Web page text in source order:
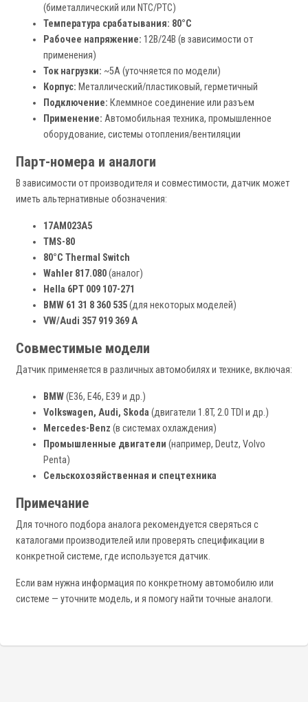
(биметаллический или NTC/PTC)
Температура срабатывания: 80°C
Рабочее напряжение: 12В/24В (в зависимости от
применения)
Ток нагрузки: ~5А (уточняется по модели)
Корпус: Металлический/пластиковый, герметичный
Подключение: Клеммное соединение или разъем
Применение: Автомобильная техника, промышленное
оборудование, системы отопления/вентиляции
Парт-номера и аналоги
В зависимости от производителя и совместимости, датчик может
иметь альтернативные обозначения:
17AM023A5
TMS-80
80°C Thermal Switch
Wahler 817.080(аналог)
Hella 6PT 009 107-271
BMW 61 31 8 360 535(для некоторых моделей)
VW/Audi 357 919 369 A
Совместимые модели
Датчик применяется в различных автомобилях и технике, включая:
BMW(E36, E46, E39 и др.)
Volkswagen, Audi, Skoda (двигатели 1.8T, 2.0 TDI и др.)
Mercedes-Benz (в системах охлаждения)
Промышленные двигатели (например, Deutz, Volvo
Penta)
Сельскохозяйственная и спецтехника
Примечание
Для точного подбора аналога рекомендуется сверяться с
каталогами производителей или проверять спецификации в
конкретной системе, где используется датчик.
Если вам нужна информация по конкретному автомобилю или
системе — уточните модель, и я помогу найти точные аналоги.